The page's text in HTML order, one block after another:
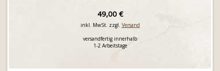
49,00 €
inkl. MwSt. zzgl. Versand
versandfertig innerhalb
1-2 Arbeitstage